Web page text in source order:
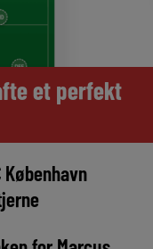
et perfekt
København